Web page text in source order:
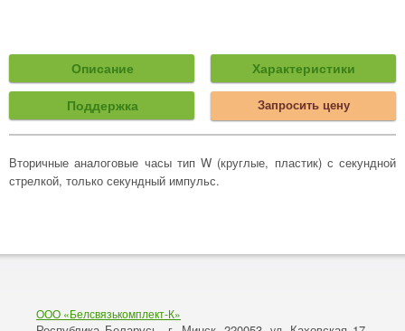
Описание Характеристики
Поддержка Запросить цену
Вторичные аналоговые часы тип W (круглые, пластик) с секундной
стрелкой, только секундный импульс.
ООО «Белсвязькомплект-К»